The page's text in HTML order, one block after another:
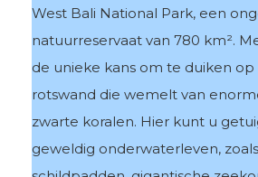
West Bali National Park, een
natuurreservaat van 780 km².
de unieke kans om te duiken
rotswand die wemelt van
zwarte koralen. Hier kunt u
geweldig onderwaterleven,